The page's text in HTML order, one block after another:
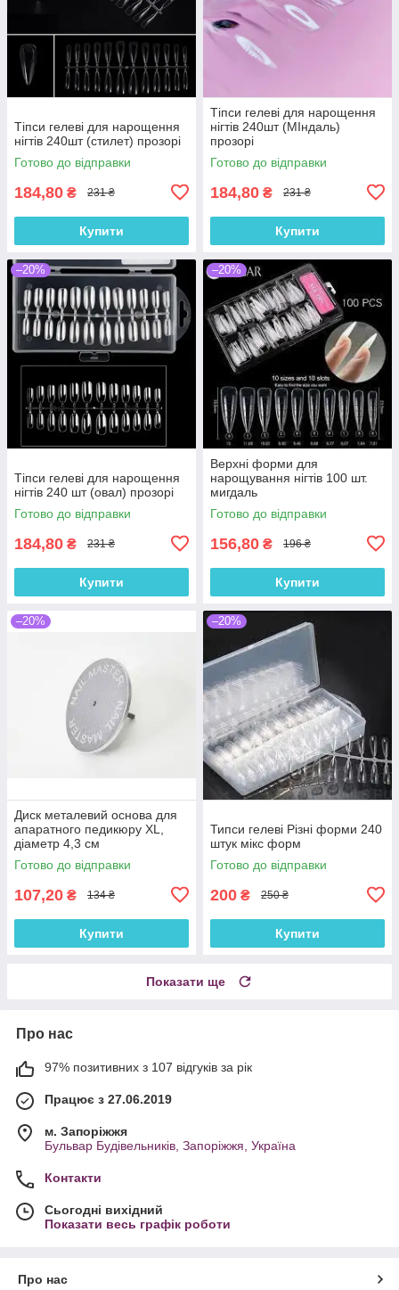
Тіпси гелеві для нарощення
нігтів 240шт (стилет) прозорі
Готово до відправки
184,80 ₴ 231 ₴
Купити
Тіпси гелеві для нарощення
нігтів 240шт (МІндаль)
прозорі
Готово до відправки
184,80 ₴ 231 ₴
Купити
–20%
Тіпси гелеві для нарощення
нігтів 240 шт (овал) прозорі
Готово до відправки
184,80 ₴ 231 ₴
Купити
–20%
Верхні форми для
нарощування нігтів 100 шт.
мигдаль
Готово до відправки
156,80 ₴ 196 ₴
Купити
–20%
Диск металевий основа для
апаратного педикюру XL,
діаметр 4,3 см
Готово до відправки
107,20 ₴ 134 ₴
Купити
–20%
Типси гелеві Різні форми 240
штук мікс форм
Готово до відправки
200 ₴ 250 ₴
Купити
Показати ще
Про нас
97% позитивних з 107 відгуків за рік
Працює з 27.06.2019
м. Запоріжжя
Бульвар Будівельників, Запоріжжя, Україна
Контакти
Сьогодні вихідний
Показати весь графік роботи
Про нас